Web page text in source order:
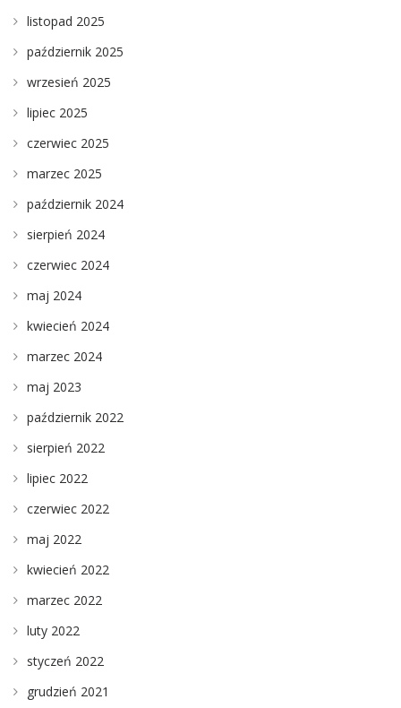
listopad 2025
październik 2025
wrzesień 2025
lipiec 2025
czerwiec 2025
marzec 2025
październik 2024
sierpień 2024
czerwiec 2024
maj 2024
kwiecień 2024
marzec 2024
maj 2023
październik 2022
sierpień 2022
lipiec 2022
czerwiec 2022
maj 2022
kwiecień 2022
marzec 2022
luty 2022
styczeń 2022
grudzień 2021